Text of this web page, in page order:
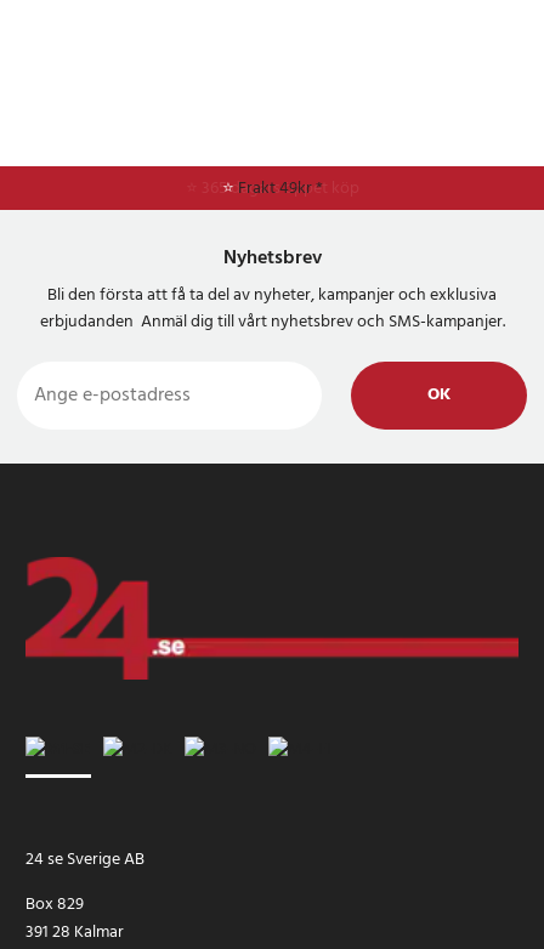
⭐ Frakt 49kr *
Nyhetsbrev
Bli den första att få ta del av nyheter, kampanjer och exklusiva
erbjudanden Anmäl dig till vårt nyhetsbrev och SMS-kampanjer.
OK
24 se Sverige AB
Box 829
391 28 Kalmar